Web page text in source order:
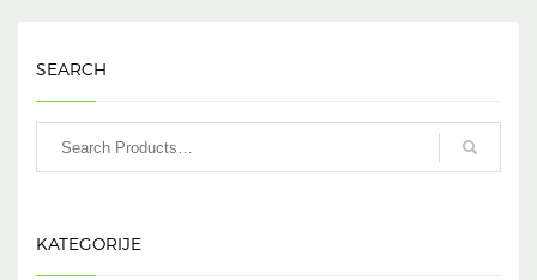
SEARCH
KATEGORIJE